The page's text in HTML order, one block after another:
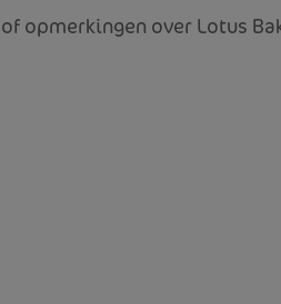
opmerkingen over Lotus